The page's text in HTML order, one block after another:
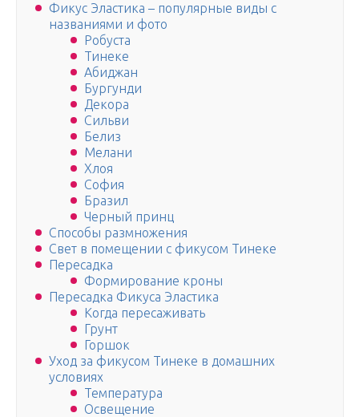
Фикус Эластика – популярные виды с
названиями и фото
Робуста
Тинеке
Абиджан
Бургунди
Декора
Сильви
Белиз
Мелани
Хлоя
София
Бразил
Черный принц
Способы размножения
Свет в помещении с фикусом Тинеке
Пересадка
Формирование кроны
Пересадка Фикуса Эластика
Когда пересаживать
Грунт
Горшок
Уход за фикусом Тинеке в домашних
условиях
Температура
Освещение